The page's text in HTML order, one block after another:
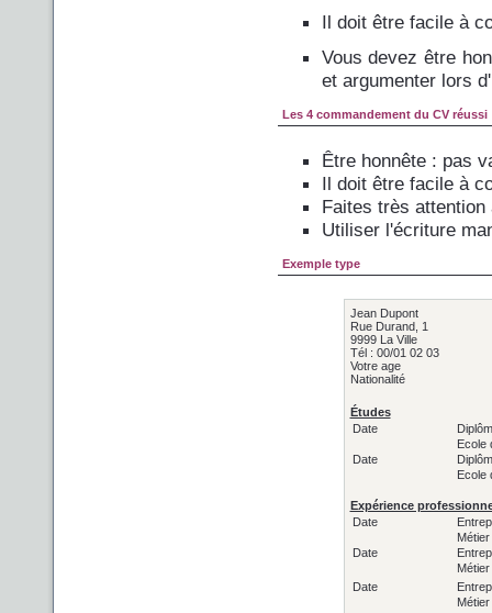
Il doit être facile à
Vous devez être
et argumenter lors
Les 4 commandement du CV réussi
Être honnête : pas
Il doit être facile à
Faites très
Utiliser l'écriture
Exemple type
Jean Dupont
Rue Durand, 1
9999 La Ville
Tél : 00/01 02 03
Votre age
Nationalité
Études
Date
Ecole
Date
Ecole
Expérience
Date
Date
Date